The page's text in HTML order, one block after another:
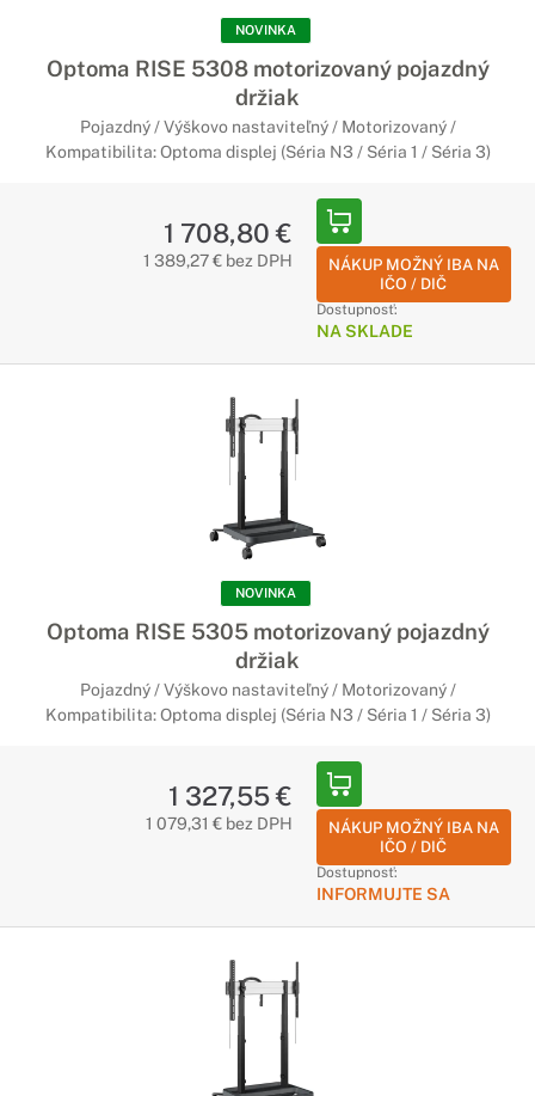
NOVINKA
Optoma RISE 5308 motorizovaný pojazdný
držiak
Pojazdný / Výškovo nastaviteľný / Motorizovaný /
Kompatibilita: Optoma displej (Séria N3 / Séria 1 / Séria 3)
1 708,80 €
1 389,27 € bez DPH
NÁKUP MOŽNÝ IBA NA
IČO / DIČ
Dostupnosť:
NA SKLADE
NOVINKA
Optoma RISE 5305 motorizovaný pojazdný
držiak
Pojazdný / Výškovo nastaviteľný / Motorizovaný /
Kompatibilita: Optoma displej (Séria N3 / Séria 1 / Séria 3)
1 327,55 €
1 079,31 € bez DPH
NÁKUP MOŽNÝ IBA NA
IČO / DIČ
Dostupnosť:
INFORMUJTE SA